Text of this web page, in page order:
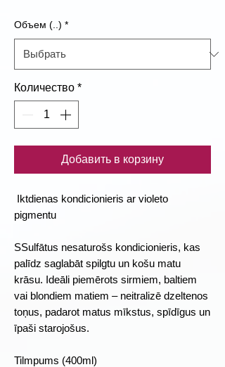
Объем (..) *
Количество *
Добавить в корзину
Iktdienas kondicionieris ar violeto
pigmentu
SSulfātus nesaturošs kondicionieris, kas
palīdz saglabāt spilgtu un košu matu
krāsu. Ideāli piemērots sirmiem, baltiem
vai blondiem matiem – neitralizē dzeltenos
toņus, padarot matus mīkstus, spīdīgus un
īpaši starojošus.
Tilmpums (400ml)